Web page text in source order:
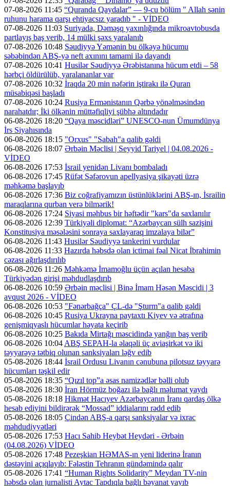
07-08-2026 11:45 “Quranda Qaydalar” — 9-cu bölüm " Allah sənin
ruhunu harama qarşı ehtiyacsız yaradıb " - VİDEO
07-08-2026 11:03 Suriyada, Dəməşq yaxınlığında mikroavtobusda
partlayış baş verib, 14 mülki şəxs yaralanıb
07-08-2026 10:48 Səudiyyə Yəmənin bu ölkəyə hücumu
səbəbindən ABŞ-yə neft axınını tamami ilə dayandı
07-08-2026 10:41 Husilər Səudiyyə Ərəbistanına hücum etdi – 58
hərbçi öldürülüb, yaralananlar var
07-08-2026 10:32 İraqda 20 min nəfərin iştirakı ilə Quran
müsabiqəsi başladı
07-08-2026 10:24 Rusiya Ermənistanın Qərbə yönəlməsindən
narahatdır; İki ölkənin müttəfiqliyi şübhə altındadır
06-08-2026 18:20 “Qaya məscidləri” UNESCO-nun Ümumdünya
İrs Siyahısında
06-08-2026 18:15 "Orxus" "Sabah"a qalib gəldi
06-08-2026 18:07 Ərbəin Məclisi | Seyyid Tariyel | 04.08.2026 -
VİDEO
06-08-2026 17:53 İsrail yenidən Livanı bombaladı
06-08-2026 17:45 Rüfət Səfərovun apellyasiya şikayəti üzrə
məhkəmə başlayıb
06-08-2026 17:36 Biz coğrafiyamızın üstünlüklərini ABŞ-ın, İsrailin
maraqlarına qurban verə bilmərik!
06-08-2026 17:24 Siyasi məhbus bir həftədir "kars"da saxlanılır
06-08-2026 12:39 Türkiyəli diplomat: “Azərbaycan sülh sazişini
Konstitusiya məsələsini sonraya saxlayaraq imzalaya bilər”
06-08-2026 11:43 Husilər Səudiyyə tankerini vurdular
06-08-2026 11:33 Hazırda həbsdə olan ictimai fəal Nicat İbrahimin
cəzası ağırlaşdırılıb
06-08-2026 11:26 Məhkəmə İmamoğlu üçün açılan hesaba
Türkiyədən girişi məhdudlaşdırıb
06-08-2026 10:59 Ərbəin məclisi | Binə İmam Həsən Məscidi | 3
avqust 2026 - VİDEO
06-08-2026 10:53 "Fənərbağça" ÇL-də "Şturm"a qalib gəldi
06-08-2026 10:45 Rusiya Ukrayna paytaxtı Kiyev və ətrafına
genişmiqyaslı hücumlar həyata keçirib
06-08-2026 10:25 Bakıda Mirtağı məscidində yanğın baş verib
06-08-2026 10:04 ABŞ SEPAH-la əlaqəli üç aviaşirkət və iki
təyyarəyə tətbiq olunan sanksiyaları ləğv edib
05-08-2026 18:44 İsrail Ordusu Livanın cənubuna pilotsuz təyyarə
hücumları təşkil edir
05-08-2026 18:35 “Qızıl top”a əsas namizədlər bəlli olub
05-08-2026 18:30 İran Hörmüz boğazı ilə bağlı məlumat yaydı
05-08-2026 18:18 Hikmət Hacıyev Azərbaycanın İranı qardaş ölkə
hesab ediyini bildirərək “Mossad” iddialarını rədd edib
05-08-2026 18:05 Çindən ABŞ-a qarşı sanksiyalar və ixrac
məhdudiyyətləri
05-08-2026 17:53 Hacı Sahib Heybət Heydəri - Ərbəin
(04.08.2026) VİDEO
05-08-2026 17:48 Pezeşkian HƏMAS-ın yeni liderinə İranın
dəstəyini açıqlayıb: Fələstin Tehranın gündəmində qalır
05-08-2026 17:41 “Human Rights Solidarity” Meydan TV-nin
həbsdə olan jurnalisti Aytac Tapdıqla bağlı bəyanat yayıb